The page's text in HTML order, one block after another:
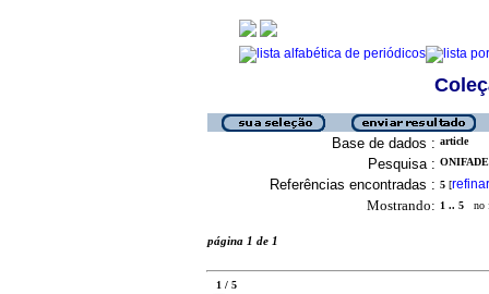
Base de dados : article
Pesquisa :
Referências encontradas : 5 [refinar
Mostrando: 1 .. 5 no
página 1 de 1
1 / 5